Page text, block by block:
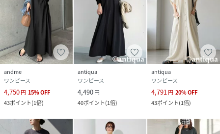
andme
ワンピース
4,750円 15%OFF
43ポイント(1倍)
antiqua
ワンピース
4,490円
40ポイント(1倍)
antiqua
ワンピース
4,791 円 20%OFF
43ポイント(1倍)